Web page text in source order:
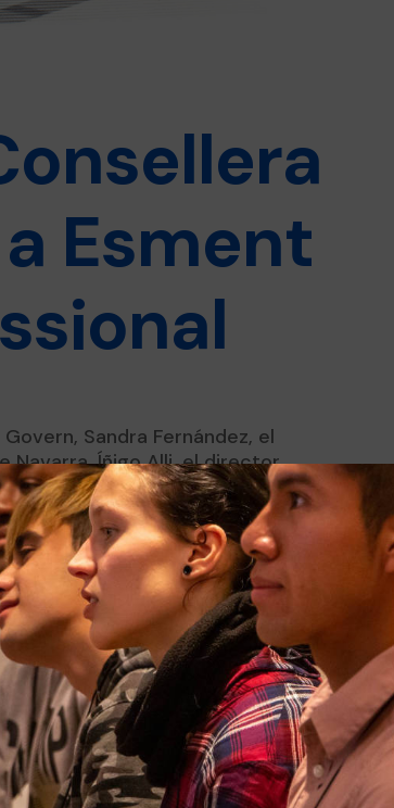
Esment
Sandra Fernández, el
Navarra, Íñigo Alli, el director
Romero, y el director general de
Esment Escola Professional
Montserrat Fuster Cabrer, el
y el gerente, Fernando
el obrador y han profundizado
nuevo proyecto de la fundación:
repostería y panadería. En este
Govern.

Curso CP